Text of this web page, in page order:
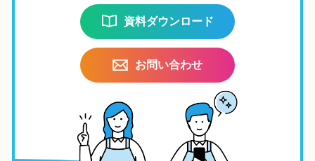
資料ダウンロード
お問い合わせ